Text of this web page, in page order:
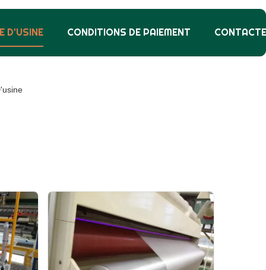
D'USINE CONDITIONS DE PAIEMENT